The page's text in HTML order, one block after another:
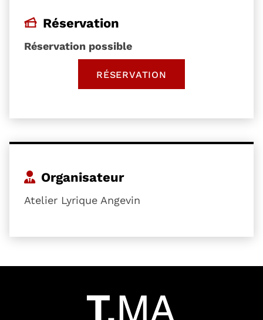
Réservation
Réservation possible
RÉSERVATION, OUVRE UNE NOUVELLE
Organisateur
Atelier Lyrique Angevin